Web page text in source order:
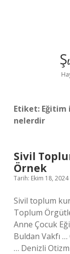
Etiket: Eğitim
nelerdir
Sivil
Örnek
Tarih: Ekim 18, 2024
Sivil toplum
Toplum
Anne Çocuk
Buldan Vakfı
… Denizli